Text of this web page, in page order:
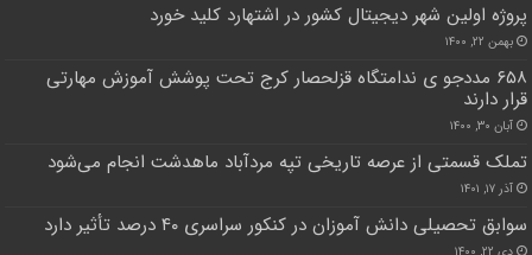
پروژه اولین شهر دیجیتال کشور در اشتهارد کلید خورد
بهمن ۲۲, ۱۴۰۰
۶۵۸ مددجو ی ندامتگاه قزلحصار کرج تحت پوشش آموزش مهارتی
قرار دارند
آبان ۳۰, ۱۴۰۰
تملک قسمتی از عرصه تاریخی تپه مردآباد ماهدشت انجام می‌شود
آذر ۱۷, ۱۴۰۱
سوابق تحصیلی دانش آموزان در کنکور سراسری ۴۰ درصد تأثیر دارد